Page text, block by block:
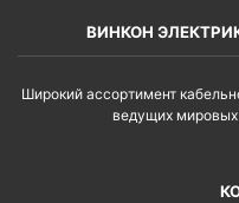
ВИНКОН
Широкий ассортимент
ведущих мировых